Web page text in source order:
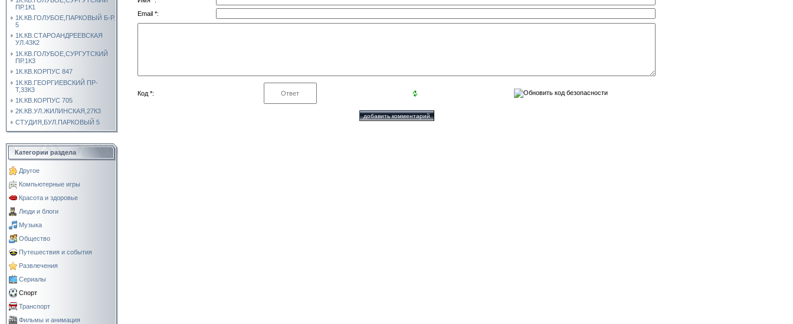
ПР.1К1
1К.КВ.ГОЛУБОЕ,ПАРКОВЫЙ Б-Р.
5
1К.КВ.СТАРОАНДРЕЕВСКАЯ
УЛ.43К2
1К.КВ.ГОЛУБОЕ,СУРГУТСКИЙ
ПР.1К3
1К.КВ.КОРПУС 847
1К.КВ.ГЕОРГИЕВСКИЙ ПР-
Т,33К3
1К.КВ.КОРПУС 705
2К.КВ.УЛ.ЖИЛИНСКАЯ,27К3
СТУДИЯ,БУЛ.ПАРКОВЫЙ 5
Категории раздела
Другое
Компьютерные игры
Красота и здоровье
Люди и блоги
Музыка
Общество
Путешествия и события
Развлечения
Сериалы
Спорт
Транспорт
Фильмы и анимация
Email *:
Код *: